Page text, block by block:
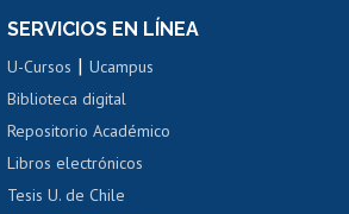
Cursos de español
SERVICIOS EN LÍNEA
U-Cursos |Ucampus
Biblioteca digital
Repositorio Académico
Libros electrónicos
Tesis U. de Chile